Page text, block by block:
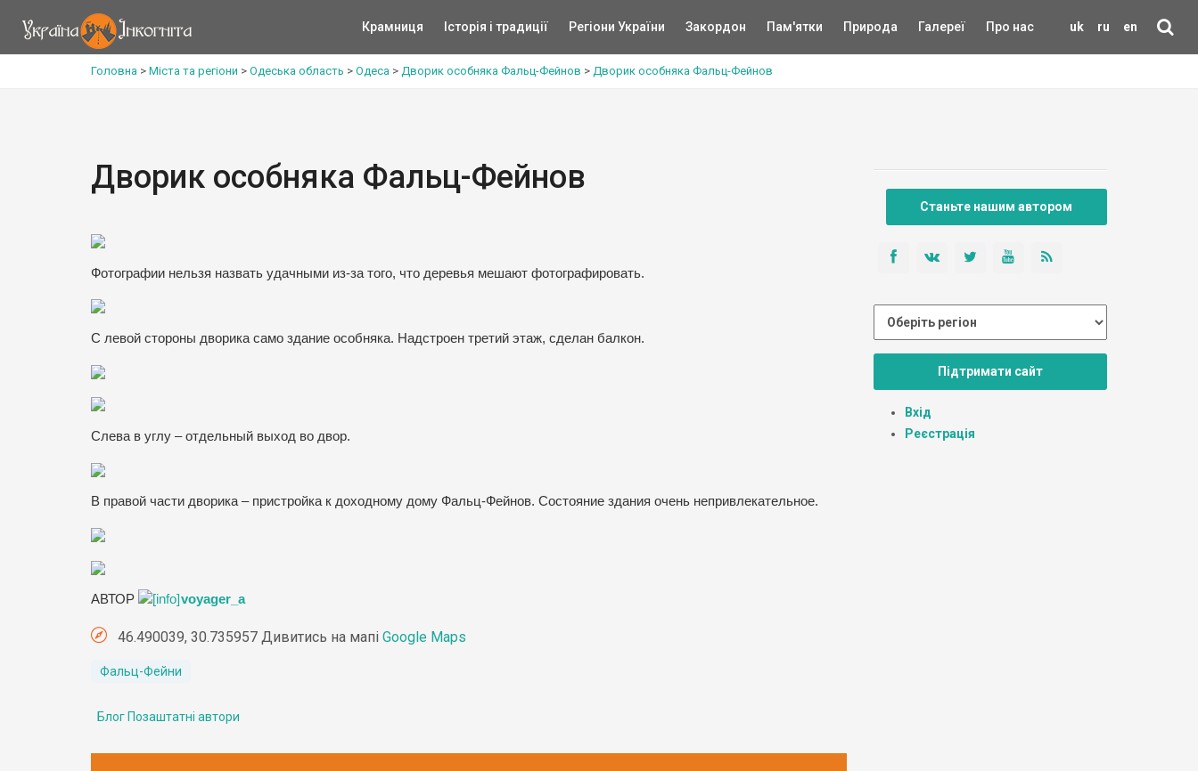
uk ru en
Крамниця Історія і традиції Регіони України Закордон Пам'ятки Природа Галереї Про нас
Головна > Міста та регіони > Одеська область > Одеса > Дворик особняка Фальц-Фейнов > Дворик особняка Фальц-Фейнов
Дворик особняка Фальц-Фейнов
Фотографии нельзя назвать удачными из-за того, что деревья мешают фотографировать.
С левой стороны дворика само здание особняка. Надстроен третий этаж, сделан балкон.
Слева в углу – отдельный выход во двор.
В правой части дворика – пристройка к доходному дому Фальц-Фейнов. Состояние здания очень непривлекательное.
АВТОР voyager_a
46.490039, 30.735957 Дивитись на мапі Google Maps
Фальц-Фейни
Блог Позаштатні автори
Станьте нашим автором
Підтримати сайт
Вхід
Реєстрація